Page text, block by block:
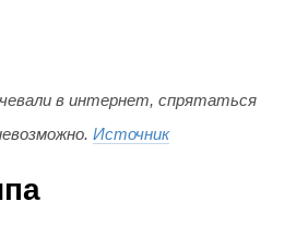
в интернет, спрятаться
Источник